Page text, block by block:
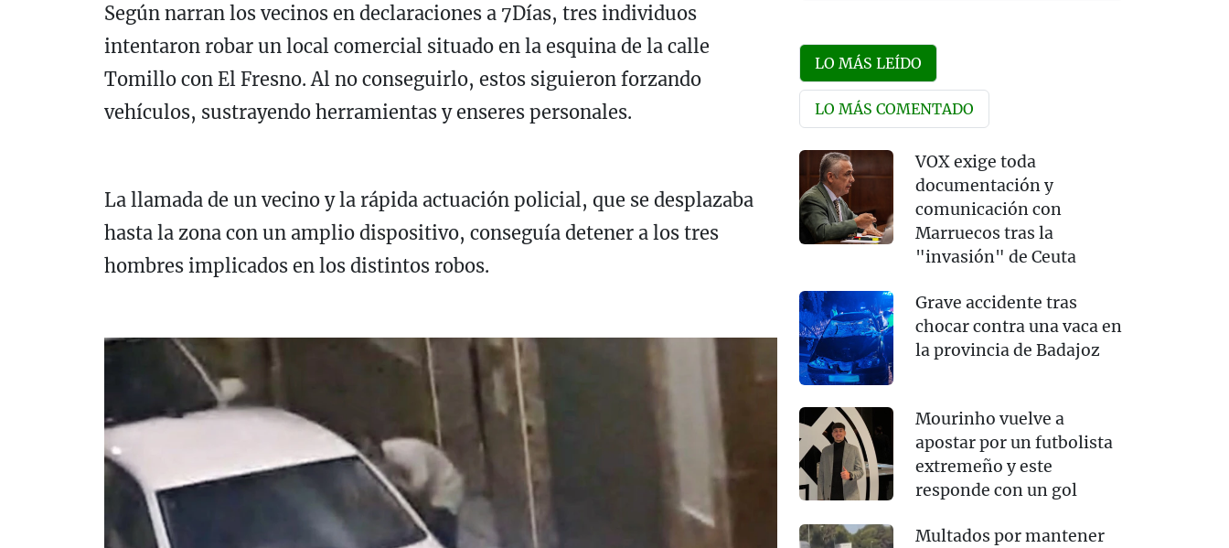
Según narran los vecinos en declaraciones a 7Días, tres individuos
intentaron robar un local comercial situado en la esquina de la calle
Tomillo con El Fresno. Al no conseguirlo, estos siguieron forzando
vehículos, sustrayendo herramientas y enseres personales.
La llamada de un vecino y la rápida actuación policial, que se desplazaba
hasta la zona con un amplio dispositivo, conseguía detener a los tres
hombres implicados en los distintos robos.
LO MÁS LEÍDO
LO MÁS COMENTADO
VOX exige toda
documentación y
comunicación con
Marruecos tras la
"invasión" de Ceuta
Grave accidente tras
chocar contra una vaca en
la provincia de Badajoz
Mourinho vuelve a
apostar por un futbolista
extremeño y este
responde con un gol
Multados por mantener